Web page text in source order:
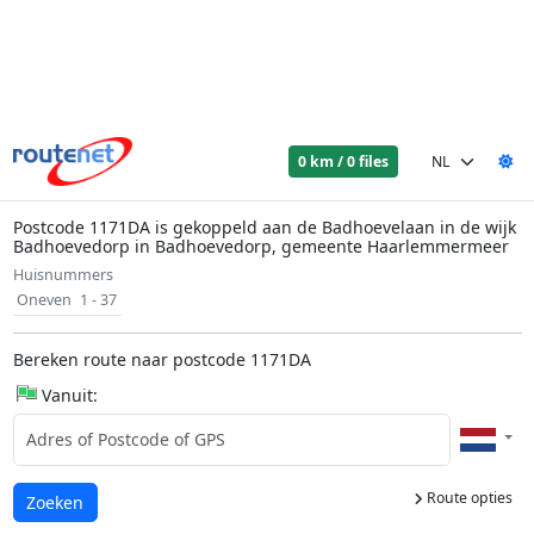
0 km / 0 files
Postcode 1171DA is gekoppeld aan de Badhoevelaan in de wijk
Badhoevedorp in Badhoevedorp, gemeente Haarlemmermeer
Huisnummers
Oneven 1 - 37
Bereken route naar postcode 1171DA
Vanuit:
Route opties
Laden...
Zoeken